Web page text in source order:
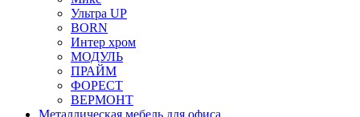
Ультра UP
BORN
Интер хром
МОДУЛЬ
ПРАЙМ
ФОРЕСТ
ВЕРМОНТ
Металлическая мебель для офиса